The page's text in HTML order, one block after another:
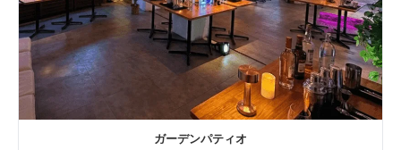
ガーデンパティオ